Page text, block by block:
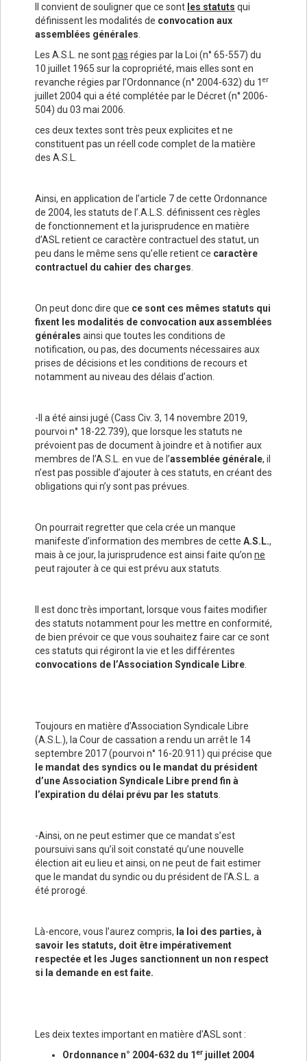
Il convient de souligner que ce sont les statuts qui
définissent les modalités de convocation aux
assemblées générales
Les A.S.L. ne sontpas régies par la Loi (n° 65-557) du
10 juillet 1965 sur la copropriété, mais elles sont en
revanche régies par l’Ordonnance (n° 2004-632) du 1 er
juillet 2004 qui a été complétée par le Décret (n° 2006-
504) du 03 mai 2006.
ces deux textes sont très peux explicites et ne
constituent pas un réell code complet de la matière
des A.S.L.
Ainsi, en application de l’article 7 de cette Ordonnance
de 2004, les statuts de l’.A.L.S. définissent ces règles
de fonctionnement et la jurisprudence en matière
d’ASL retient ce caractère contractuel des statut, un
peu dans le même sens qu’elle retient ce caractère
contractuel du cahier des charges
On peut donc dire que ce sont ces mêmes statuts qui
fixent les modalités de convocation aux assemblées
générales ainsi que toutes les conditions de
notification, ou pas, des documents nécessaires aux
prises de décisions et les conditions de recours et
notamment au niveau des délais d’action.
-Il a été ainsi jugé (Cass Civ. 3, 14 novembre 2019,
pourvoi n° 18-22.739), que lorsque les statuts ne
prévoient pas de document à joindre et à notifier aux
membres de l’A.S.L. en vue de l’assemblée générale, il
n’est pas possible d’ajouter à ces statuts, en créant des
obligations qui n’y sont pas prévues.
On pourrait regretter que cela crée un manque
manifeste d’information des membres de cette A.S.L.,
mais à ce jour, la jurisprudence est ainsi faite qu’on ne
peut rajouter à ce qui est prévu aux statuts.
Il est donc très important, lorsque vous faites modifier
des statuts notamment pour les mettre en conformité,
de bien prévoir ce que vous souhaitez faire car ce sont
ces statuts qui régiront la vie et les différentes
convocations de l’Association Syndicale Libre
Toujours en matière d’Association Syndicale Libre
(A.S.L.), la Cour de cassation a rendu un arrêt le 14
septembre 2017 (pourvoi n° 16-20.911) qui précise que
le mandat des syndics ou le mandat du président
d’une Association Syndicale Libre prend fin à
l’expiration du délai prévu par les statuts
-Ainsi, on ne peut estimer que ce mandat s’est
poursuivi sans qu’il soit constaté qu’une nouvelle
élection ait eu lieu et ainsi, on ne peut de fait estimer
que le mandat du syndic ou du président de l’A.S.L. a
été prorogé.
Là-encore, vous l’aurez compris, la loi des parties, à
savoir les statuts, doit être impérativement
respectée et les Juges sanctionnent un non respect
si la demande en est faite.
Les deix textes important en matière d’ASL sont :
Ordonnance n° 2004-632 du 1 er juillet 2004